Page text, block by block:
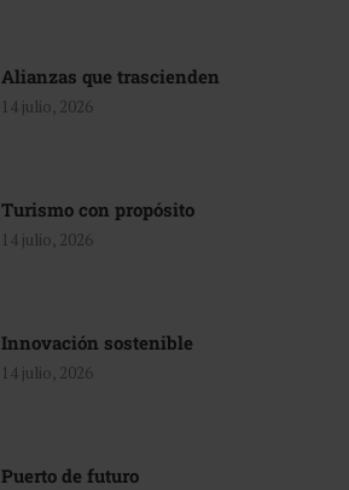
Alianzas que trascienden
14 julio, 2026
Turismo con propósito
14 julio, 2026
Innovación sostenible
14 julio, 2026
Puerto de futuro